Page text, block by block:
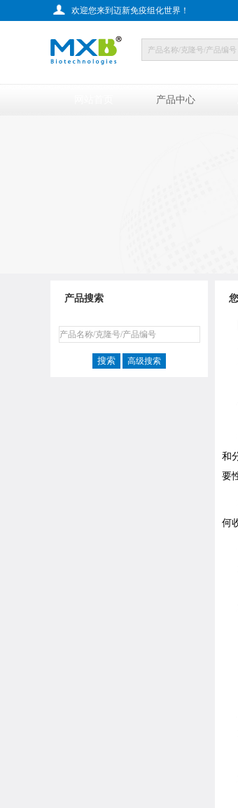
欢迎您来到迈新免疫组化世界！
产品中心
产品搜索
高级搜索
和
要
何